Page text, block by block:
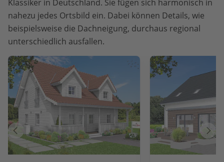
Klassiker in Deutschland. Sie fügen sich harmonisch in
nahezu jedes Ortsbild ein. Dabei können Details, wie
beispielsweise die Dachneigung, durchaus regional
unterschiedlich ausfallen.
Vorheriges
Haus